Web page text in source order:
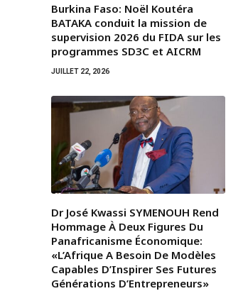
Burkina Faso: Noël Koutéra
BATAKA conduit la mission de
supervision 2026 du FIDA sur les
programmes SD3C et AICRM
JUILLET 22, 2026
Dr José Kwassi SYMENOUH Rend
Hommage À Deux Figures Du
Panafricanisme Économique:
«L’Afrique A Besoin De Modèles
Capables D’Inspirer Ses Futures
Générations D’Entrepreneurs»